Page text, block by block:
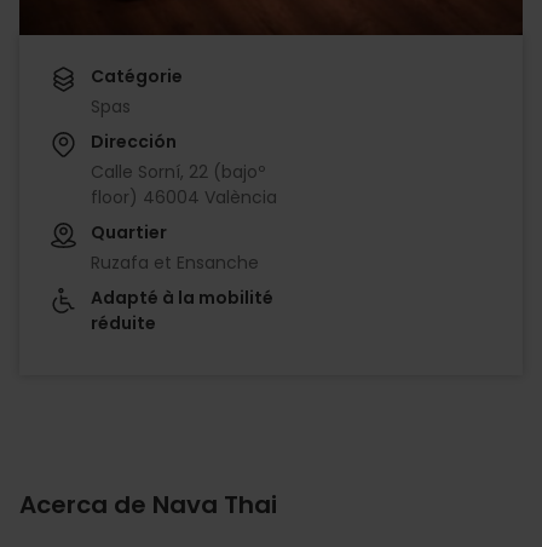
Catégorie
Spas
Dirección
Calle Sorní, 22 (bajoº
floor) 46004 València
Quartier
Ruzafa et Ensanche
Adapté à la mobilité
réduite
Acerca de Nava Thai